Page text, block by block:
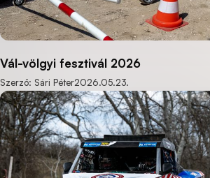
Vál-völgyi fesztivál 2026
Szerző: Sári Péter2026.05.23.